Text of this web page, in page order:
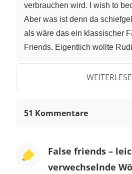
verbrauchen wird. I wish to
Aber was ist denn da
als wäre das ein klassischer
Friends. Eigentlich wollte
Obwohl es sich fast gleich
"bekommen" auf Englisch
sich wünschen müssen "I wish
gibt es so einige "false
51 Kommentare
False friends –
verwechselnde